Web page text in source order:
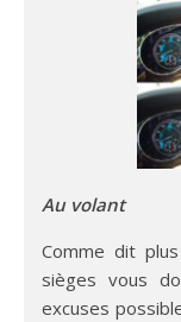
Au volant
Comme dit
sièges vous
excuses